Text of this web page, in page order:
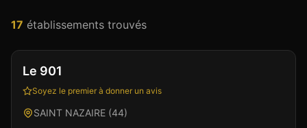
17 établissements trouvés
Le 901
Soyez le premier à donner un avis
SAINT NAZAIRE (44)